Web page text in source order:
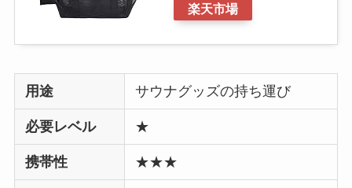
楽天市場
用途 サウナグッズの持ち運び
必要レベル ★
携帯性 ★★★